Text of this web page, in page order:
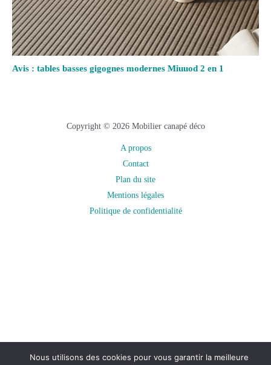
Avis : tables basses gigognes modernes Miuuod 2 en 1
Copyright © 2026 Mobilier canapé déco
A propos
Contact
Plan du site
Mentions légales
Politique de confidentialité
Nous utilisons des cookies pour vous garantir la meilleure